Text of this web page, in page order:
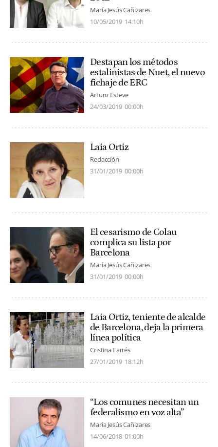
María Jesús Cañizares
10/05/2019 14:10h
Destapan los métodos
estalinistas de Nuet, el nuevo
fichaje de ERC
Arturo Esteve
24/03/2019 00:00h
Laia Ortiz
Redacción
31/01/2019 00:00h
El cesarismo de Colau
complica su lista por
Barcelona
María Jesús Cañizares
31/01/2019 00:00h
Laia Ortiz, teniente de alcalde
de Barcelona, deja la primera
línea política
Cristina Farrés
27/01/2019 18:12h
“Los comunes necesitan un
federalismo en voz alta”
María Jesús Cañizares
14/06/2018 01:00h